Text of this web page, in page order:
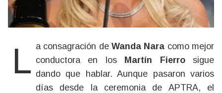
La consagración de Wanda Nara como mejor
conductora en los
Martín Fierrosigue
dando que hablar. Aunque pasaron varios
días desde la ceremonia de APTRA, el